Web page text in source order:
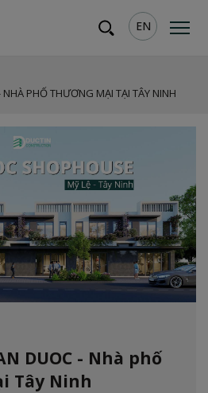
EN
PHỐ THƯƠNG MẠI TẠI TÂY NINH
DUOC - Nhà phố
Tây Ninh